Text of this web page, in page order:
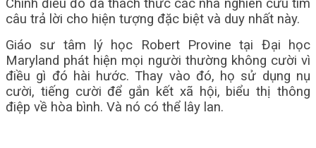
Chính điều đó đã thách thức các nhà nghiên cứu tìm
câu trả lời cho hiện tượng đặc biệt và duy nhất này.
Giáo sư tâm lý học Robert Provine tại Đại học
Maryland phát hiện mọi người thường không cười vì
điều gì đó hài hước. Thay vào đó, họ sử dụng nụ
cười, tiếng cười để gắn kết xã hội, biểu thị thông
điệp về hòa bình. Và nó có thể lây lan.